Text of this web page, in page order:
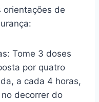
orientações de
Tome 3 doses
por quatro
a cada 4 horas,
decorrer do